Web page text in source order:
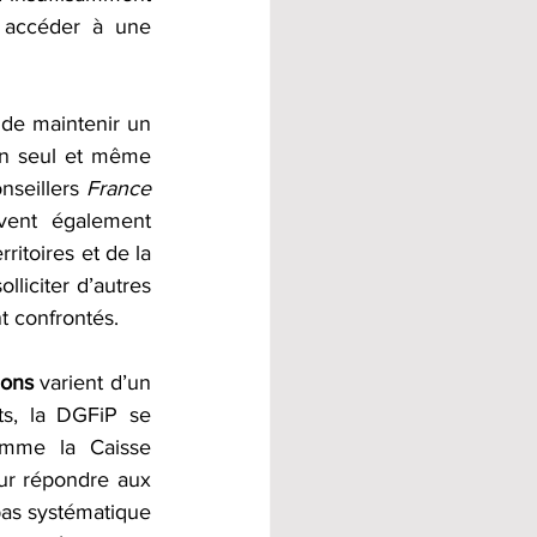
à une
maintenir un
seul et même
France
également
et de la
d’autres
confrontés.
varient d’un
la DGFiP se
la Caisse
répondre aux
systématique